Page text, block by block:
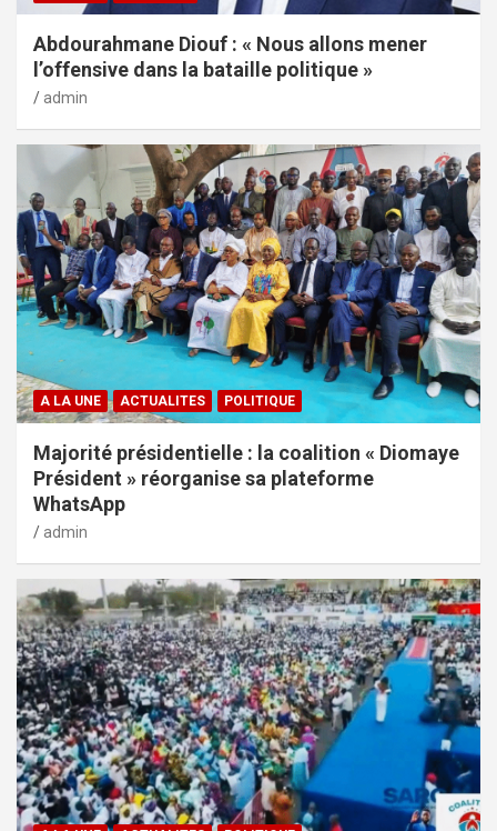
Abdourahmane Diouf : « Nous allons mener
l’offensive dans la bataille politique »
admin
A LA UNE ACTUALITES POLITIQUE
Majorité présidentielle : la coalition « Diomaye
Président » réorganise sa plateforme
WhatsApp
admin